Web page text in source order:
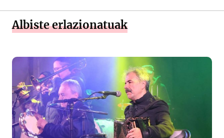
Albiste erlazionatuak